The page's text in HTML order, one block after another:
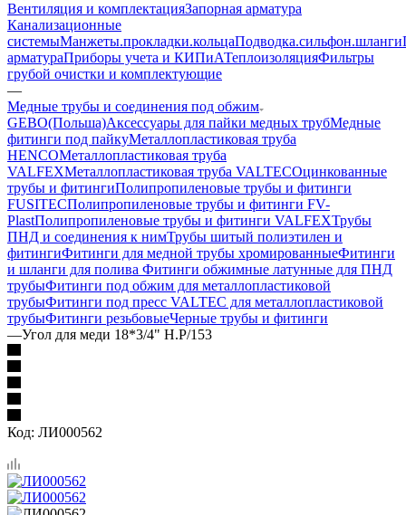
Вентиляция и комплектацияЗапорная арматура
Канализационные
системыМанжеты.прокладки.кольцаПодводка.сильфон.шланги
арматураПриборы учета и КИПиАТеплоизоляцияФильтры
грубой очистки и комплектующие
—
Медные трубы и соединения под обжим
GEBO(Польша)Аксессуары для пайки медных трубМедные
фитинги под пайкуМеталлопластиковая труба
HENCOМеталлопластиковая труба
VALFEXМеталлопластиковая труба VALTECОцинкованные
трубы и фитингиПолипропиленовые трубы и фитинги
FUSITECПолипропиленовые трубы и фитинги FV-
PlastПолипропиленовые трубы и фитинги VALFEXТрубы
ПНД и соединения к нимТрубы шитый полиэтилен и
фитингиФитинги для медной трубы хромированныеФитинги
и шланги для полива Фитинги обжимные латунные для ПНД
трубыФитинги под обжим для металлопластиковой
трубыФитинги под пресс VALTEC для металлопластиковой
трубыФитинги резьбовыеЧерные трубы и фитинги
—Угол для меди 18*3/4" Н.Р/153
Код: ЛИ000562